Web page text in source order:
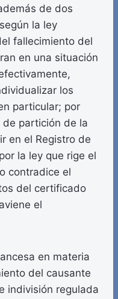
de dos
la ley
fallecimiento del
en una situación
los
particular; por
partición de la
en el Registro de
la ley que rige el
contradice el
del certificado
el
en materia
del causante
indivisión regulada